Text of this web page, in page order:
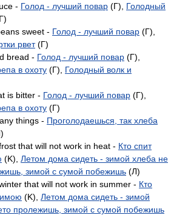
- Голод - лучший повар (Г), Голодный
sweet - Голод - лучший повар (Г),
рвет(Г)
bread - Голод - лучший повар (Г),
в охоту (Г), Голодный волк и
is bitter - Голод - лучший повар (Г),
в охоту (Г)
things - Проголодаешься, так хлеба
that will not work in heat - Кто спит
(K), Летом дома сидеть - зимой хлеба не
зимой с сумой побежишь (Л)
that will not work in summer - Кто
(K), Летом дома сидеть - зимой
пролежишь, зимой с сумой побежишь